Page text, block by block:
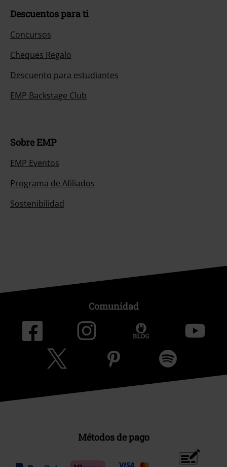
Descuentos para ti
Concursos
Cheques Regalo
Descuento para estudiantes
EMP Backstage Club
Sobre EMP
EMP Eventos
Programa de Afiliados
Sostenibilidad
Comunidad
Métodos de pago